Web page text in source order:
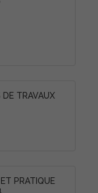
DE TRAVAUX
PRATIQUE